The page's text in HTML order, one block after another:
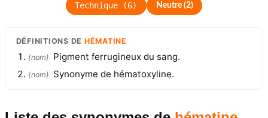
Technique (6) Neutre(2)
DÉFINITIONS DE HÉMATINE
(nom) Pigment ferrugineux du sang.
(nom) Synonyme de hématoxyline.